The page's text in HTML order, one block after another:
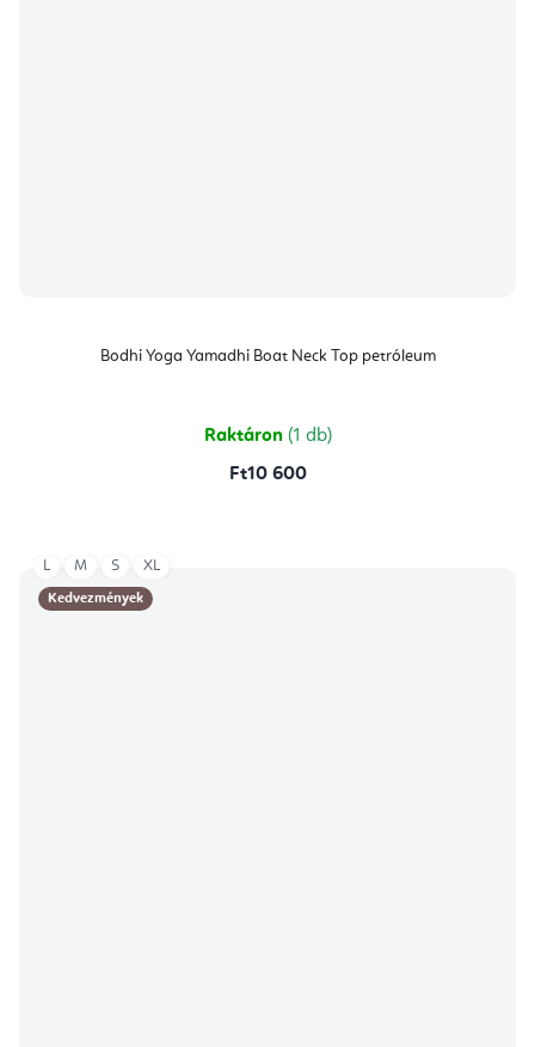
Bodhi Yoga Yamadhi Boat Neck Top petróleum
Raktáron (1 db)
Ft10 600
Kedvezmények
L M S XL